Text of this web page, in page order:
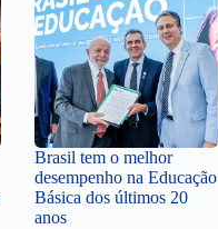
Brasil tem o melhor
desempenho na Educação
Básica dos últimos 20
anos